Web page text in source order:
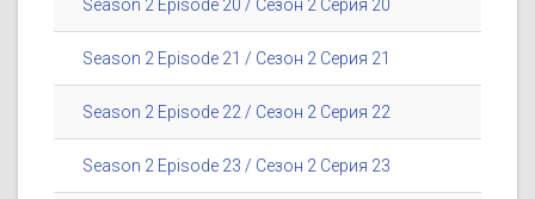
Season 2 Episode 20 / Сезон 2 Серия 20
Season 2 Episode 21 / Сезон 2 Серия 21
Season 2 Episode 22 / Сезон 2 Серия 22
Season 2 Episode 23 / Сезон 2 Серия 23